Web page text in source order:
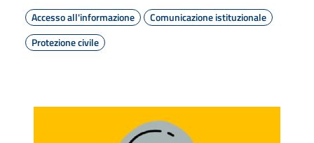
Accesso all'informazione
Comunicazione istituzionale
Protezione civile